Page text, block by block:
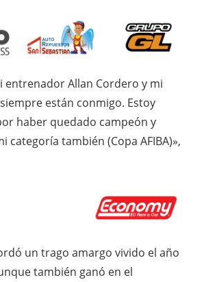
entrenador Allan Cordero y mi
están conmigo. Estoy
haber quedado campeón y
categoría también (Copa AFIBA)»,
un trago amargo vivido el año
también ganó en el